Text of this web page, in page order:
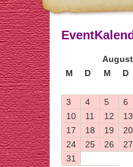
M
D M D
3
4 5 6
10
11 12 13
17
18 19 20
24
25 26 27
31